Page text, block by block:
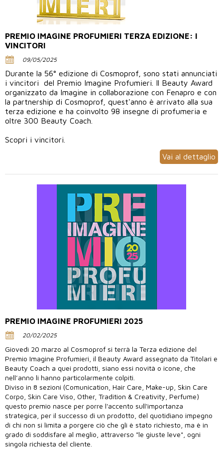
PREMIO IMAGINE PROFUMIERI TERZA EDIZIONE: I
VINCITORI
09/05/2025
Durante la 56° edizione di Cosmoprof, sono stati annunciati
i vincitori del Premio Imagine Profumieri. Il Beauty Award
organizzato da Imagine in collaborazione con Fenapro e con
la partnership di Cosmoprof, quest'anno è arrivato alla sua
terza edizione e ha coinvolto 98 insegne di profumeria e
oltre 300 Beauty Coach.
Scopri i vincitori.
Vai al dettaglio
PREMIO IMAGINE PROFUMIERI 2025
20/02/2025
Giovedì 20 marzo al Cosmoprof si terrà la Terza edizione del
Premio Imagine Profumieri, il Beauty Award assegnato da Titolari e
Beauty Coach a quei prodotti, siano essi novità o icone, che
nell’anno li hanno particolarmente colpiti.
Diviso in 8 sezioni (Comunication, Hair Care, Make-up, Skin Care
Corpo, Skin Care Viso, Other, Tradition & Creativity, Perfume)
questo premio nasce per porre l'accento sull'importanza
strategica, per il successo di un prodotto, del quotidiano impegno
di chi non si limita a porgere ciò che gli è stato richiesto, ma è in
grado di soddisfare al meglio, attraverso "le giuste leve", ogni
singola richiesta del cliente.